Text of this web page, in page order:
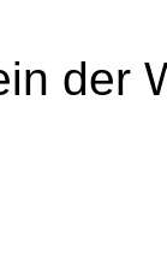
der